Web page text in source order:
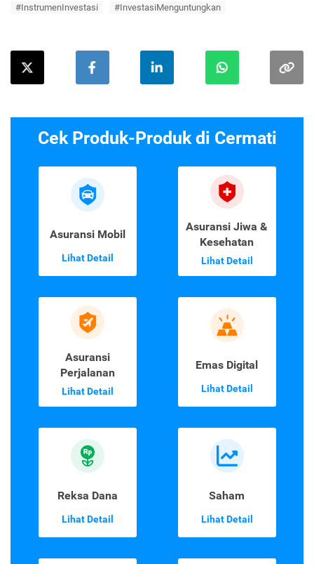
#InstrumenInvestasi #InvestasiMenguntungkan
Cek Produk-Produk di Cermati
Asuransi Mobil
Lihat Detail
Asuransi Jiwa &
Kesehatan
Lihat Detail
Asuransi
Perjalanan
Lihat Detail
Emas Digital
Lihat Detail
Reksa Dana
Lihat Detail
Saham
Lihat Detail